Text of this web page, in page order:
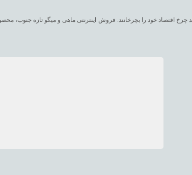
چرخ اقتصاد خود را بچرخانند. فروش اینترنتی ماهی و میگو تازه